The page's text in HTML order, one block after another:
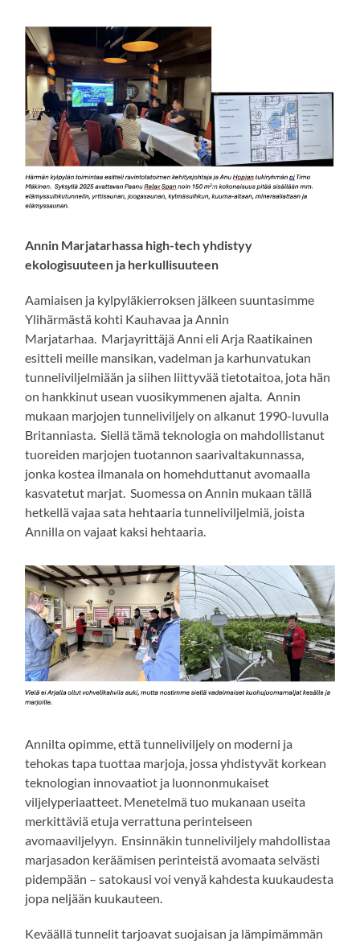
Annin Marjatarhassa high-tech yhdistyy
ekologisuuteen ja herkullisuuteen
Aamiaisen ja kylpyläkierroksen jälkeen suuntasimme
Ylihärmästä kohti Kauhavaa ja Annin
Marjatarhaa. Marjayrittäjä Anni eli Arja Raatikainen
esitteli meille mansikan, vadelman ja karhunvatukan
tunneliviljelmiään ja siihen liittyvää tietotaitoa, jota hän
on hankkinut usean vuosikymmenen ajalta. Annin
mukaan marjojen tunneliviljely on alkanut 1990-luvulla
Britanniasta. Siellä tämä teknologia on mahdollistanut
tuoreiden marjojen tuotannon saarivaltakunnassa,
jonka kostea ilmanala on homehduttanut avomaalla
kasvatetut marjat. Suomessa on Annin mukaan tällä
hetkellä vajaa sata hehtaaria tunneliviljelmiä, joista
Annilla on vajaat kaksi hehtaaria.
Annilta opimme, että tunneliviljely on moderni ja
tehokas tapa tuottaa marjoja, jossa yhdistyvät korkean
teknologian innovaatiot ja luonnonmukaiset
viljelyperiaatteet. Menetelmä tuo mukanaan useita
merkittäviä etuja verrattuna perinteiseen
avomaaviljelyyn. Ensinnäkin tunneliviljely mahdollistaa
marjasadon keräämisen perinteistä avomaata selvästi
pidempään – satokausi voi venyä kahdesta kuukaudesta
jopa neljään kuukauteen.
Keväällä tunnelit tarjoavat suojaisan ja lämpimämmän